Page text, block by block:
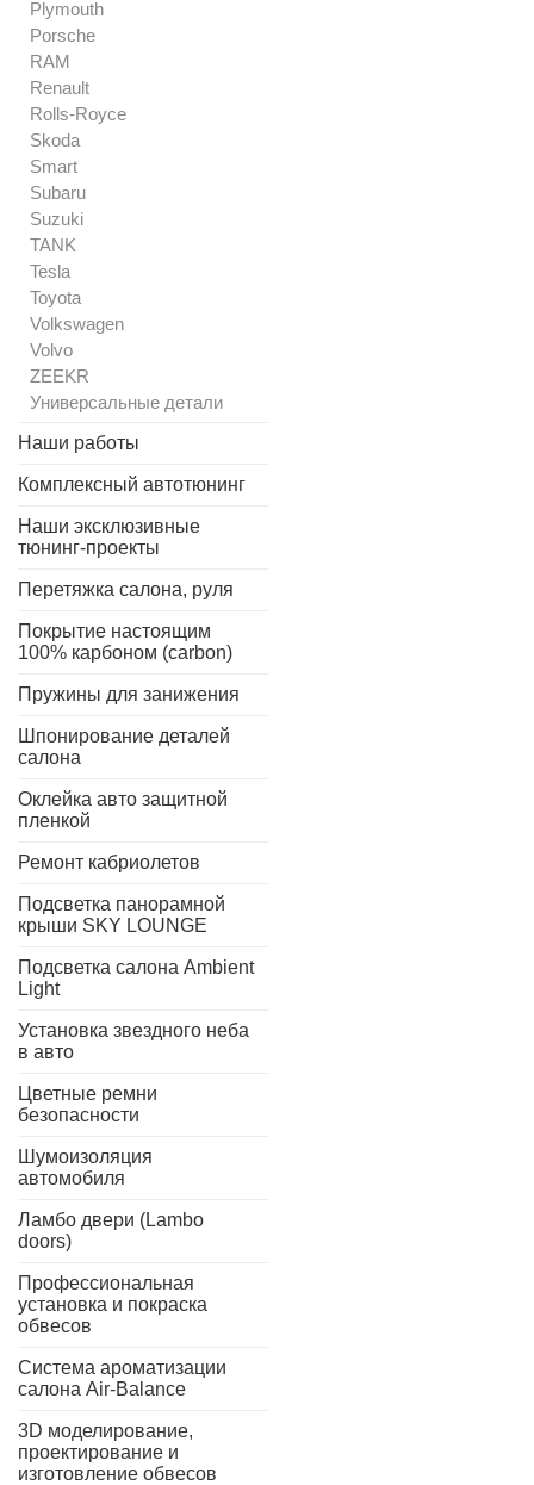
Plymouth
Porsche
RAM
Renault
Rolls-Royce
Skoda
Smart
Subaru
Suzuki
TANK
Tesla
Toyota
Volkswagen
Volvo
ZEEKR
Универсальные детали
Наши работы
Комплексный автотюнинг
Наши эксклюзивные
тюнинг-проекты
Перетяжка салона, руля
Покрытие настоящим
100% карбоном (carbon)
Пружины для занижения
Шпонирование деталей
салона
Оклейка авто защитной
пленкой
Ремонт кабриолетов
Подсветка панорамной
крыши SKY LOUNGE
Подсветка салона Ambient
Light
Установка звездного неба
в авто
Цветные ремни
безопасности
Шумоизоляция
автомобиля
Ламбо двери (Lambo
doors)
Профессиональная
установка и покраска
обвесов
Система ароматизации
салона Air-Balance
3D моделирование,
проектирование и
изготовление обвесов